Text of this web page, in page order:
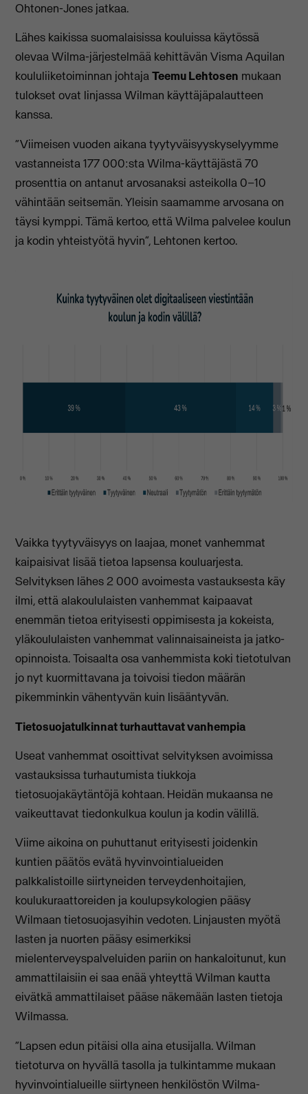
Ohtonen-Jones jatkaa.
Lähes kaikissa suomalaisissa kouluissa käytössä
olevaa Wilma-järjestelmää kehittävän Visma Aquilan
koululiiketoiminnan johtajaTeemu Lehtosen mukaan
tulokset ovat linjassa Wilman käyttäjäpalautteen
kanssa.
“Viimeisen vuoden aikana tyytyväisyyskyselyymme
vastanneista 177 000:sta Wilma-käyttäjästä 70
prosenttia on antanut arvosanaksi asteikolla 0–10
vähintään seitsemän. Yleisin saamamme arvosana on
täysi kymppi. Tämä kertoo, että Wilma palvelee koulun
ja kodin yhteistyötä hyvin”, Lehtonen kertoo.
Vaikka tyytyväisyys on laajaa, monet vanhemmat
kaipaisivat lisää tietoa lapsensa kouluarjesta.
Selvityksen lähes 2 000 avoimesta vastauksesta käy
ilmi, että alakoululaisten vanhemmat kaipaavat
enemmän tietoa erityisesti oppimisesta ja kokeista,
yläkoululaisten vanhemmat valinnaisaineista ja jatko-
opinnoista. Toisaalta osa vanhemmista koki tietotulvan
jo nyt kuormittavana ja toivoisi tiedon määrän
pikemminkin vähentyvän kuin lisääntyvän.
Tietosuojatulkinnat turhauttavat vanhempia
Useat vanhemmat osoittivat selvityksen avoimissa
vastauksissa turhautumista tiukkoja
tietosuojakäytäntöjä kohtaan. Heidän mukaansa ne
vaikeuttavat tiedonkulkua koulun ja kodin välillä.
Viime aikoina on puhuttanut erityisesti joidenkin
kuntien päätös evätä hyvinvointialueiden
palkkalistoille siirtyneiden terveydenhoitajien,
koulukuraattoreiden ja koulupsykologien pääsy
Wilmaan tietosuojasyihin vedoten. Linjausten myötä
lasten ja nuorten pääsy esimerkiksi
mielenterveyspalveluiden pariin on hankaloitunut, kun
ammattilaisiin ei saa enää yhteyttä Wilman kautta
eivätkä ammattilaiset pääse näkemään lasten tietoja
Wilmassa.
“Lapsen edun pitäisi olla aina etusijalla. Wilman
tietoturva on hyvällä tasolla ja tulkintamme mukaan
hyvinvointialueille siirtyneen henkilöstön Wilma-